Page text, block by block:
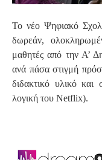
Το νέο Ψηφιακό
δωρεάν,
μαθητές από την Α’
ανά πάσα στιγμή
διδακτικό υλικό
λογική του Netflix).